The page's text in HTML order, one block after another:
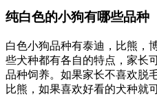
纯白色的小狗有哪些品种
白色小狗品种有泰迪，比熊，
些犬种都有各自的特点，家长
品种饲养。如果家长不喜欢脱
比熊，如果喜欢好看的犬种就